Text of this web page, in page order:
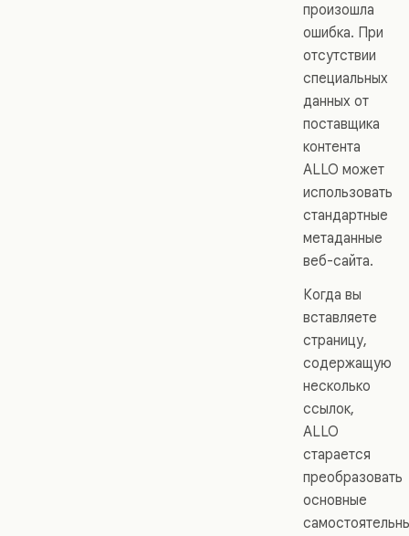
произошла
ошибка. При
отсутствии
специальных
данных от
поставщика
контента
ALLO может
использовать
стандартные
метаданные
веб-сайта.
Когда вы
вставляете
страницу,
содержащую
несколько
ссылок,
ALLO
старается
преобразовать
основные